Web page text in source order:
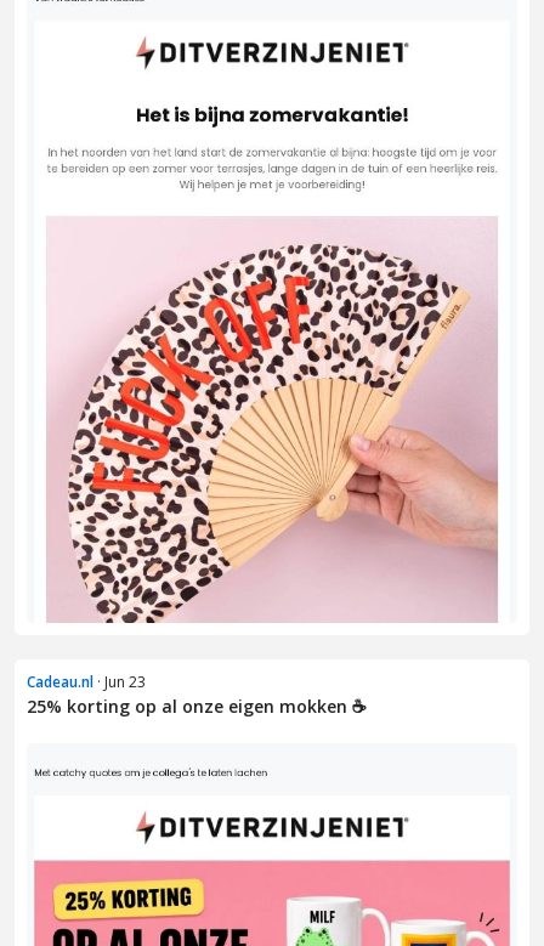
Cadeau.nl · Jun 23
25% korting op al onze eigen mokken ☕